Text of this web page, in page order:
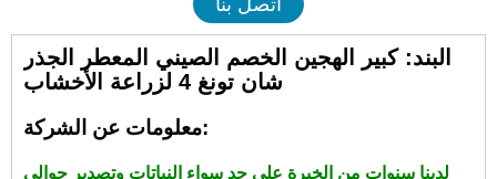
البند: كبير الهجين الخصم الصيني المعطر الجذر
شان تونغ 4 لزراعة الأخشاب
معلومات عن الشركة:
لدينا سنوات من الخبرة على حد سواء النباتات وتصدير حوالي